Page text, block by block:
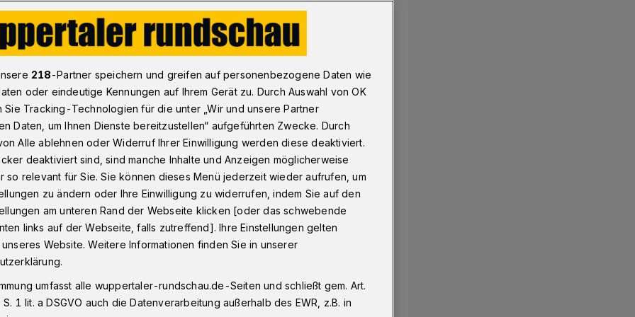
ermitteln ihre Deutschen Meister
ermitteln ihre
10 Uhr) ist der SV Bayer Wuppertal
Meisterschaften im
und Para-Poomsae. 230 Starter in der
bedeuten ein neues
DM.
218-Partner speichern und greifen auf personenbezogene Daten wie
oder eindeutige Kennungen auf Ihrem Gerät zu. Durch Auswahl von OK
Sie Tracking-Technologien für die unter „Wir und unsere Partner
Daten, um Ihnen Dienste bereitzustellen“ aufgeführten Zwecke. Durch
Alle ablehnen oder Widerruf Ihrer Einwilligung werden diese deaktiviert.
deaktiviert sind, sind manche Inhalte und Anzeigen möglicherweise
so relevant für Sie. Sie können dieses Menü jederzeit wieder aufrufen, um
zu ändern oder Ihre Einwilligung zu widerrufen, indem Sie auf den
am unteren Rand der Webseite klicken [oder das schwebende
links auf der Webseite, falls zutreffend]. Ihre Einstellungen gelten
Website. Weitere Informationen finden Sie in unserer
umfasst alle wuppertaler-rundschau.de-Seiten und schließt gem. Art.
1 lit. a DSGVO auch die Datenverarbeitung außerhalb des EWR, z.B. in